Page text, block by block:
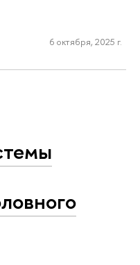
6 октября, 2025 г.